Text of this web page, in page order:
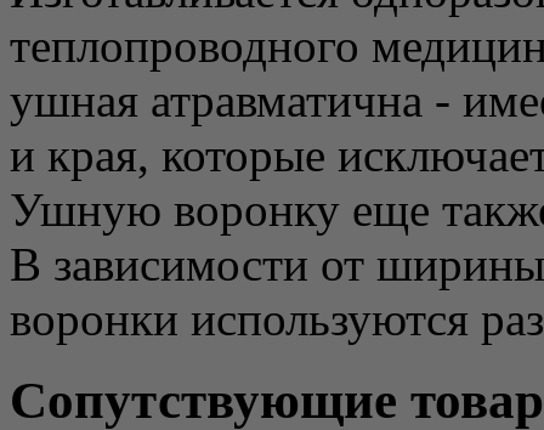
теплопроводного
ушная атравматична -
и края, которые
Ушную воронку еще
В зависимости от
воронки используются
Сопутствующие